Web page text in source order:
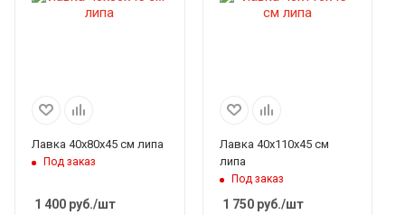
Лавка 40х80х45 см липа
Под заказ
1 400 руб./шт
Лавка 40х110х45 см
липа
Под заказ
1 750руб./шт